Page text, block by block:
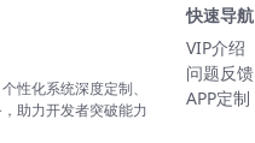
化系统深度定制、
助力开发者突破能力
快速导航
VIP介绍
问题反馈
APP定制